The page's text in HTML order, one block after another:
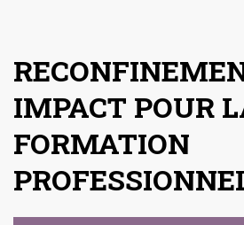
IMPACT POUR
FORMATION